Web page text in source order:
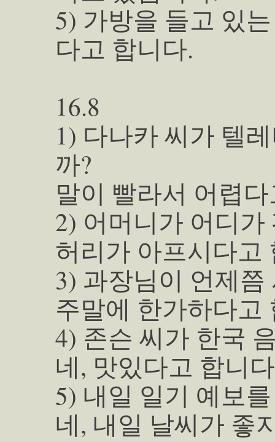
5) 가방을 들고 있
다고 합니다.
16.8
1) 다나카 씨가 텔
까?
말이 빨라서 어렵
2) 어머니가 어디
허리가 아프시다고
3) 과장님이 언제
주말에 한가하다고
4) 존슨 씨가 한국
네, 맛있다고 합니
5) 내일 일기 예보
네, 내일 날씨가 좋